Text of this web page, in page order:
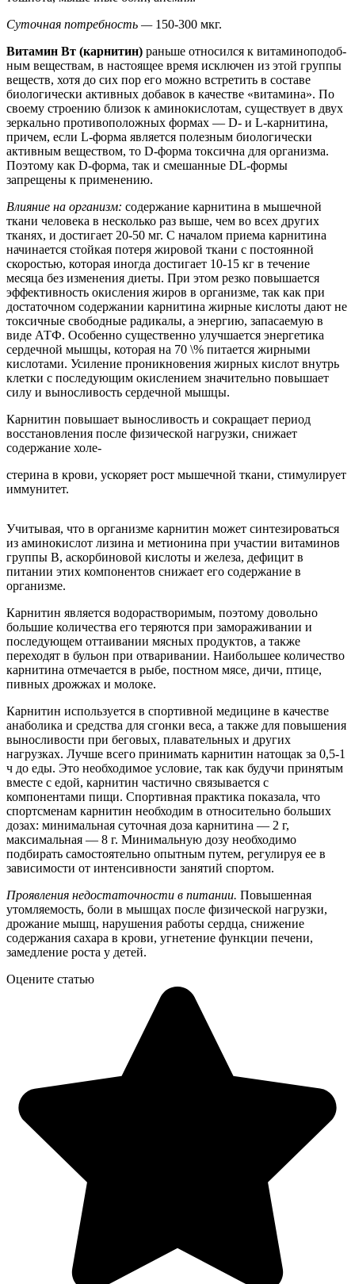
Суточная потребность — 150-300 мкг.
Витамин Вт (карнитин) раньше относился к витаминоподоб-
ным веществам, в настоящее время исключен из этой группы
веществ, хотя до сих пор его можно встретить в составе
биологически активных добавок в качестве «витамина». По
своему строению близок к аминокислотам, существует в двух
зеркально противоположных формах — D- и L-карнитина,
причем, если L-форма является полезным биологически
активным веществом, то D-форма токсична для организма.
Поэтому как D-форма, так и смешанные DL-формы
запрещены к применению.
Влияние на организм: содержание карнитина в мышечной
ткани человека в несколько раз выше, чем во всех других
тканях, и достигает 20-50 мг. С началом приема карнитина
начинается стойкая потеря жировой ткани с постоянной
скоростью, которая иногда достигает 10-15 кг в течение
месяца без изменения диеты. При этом резко повышается
эффективность окисления жиров в организме, так как при
достаточном содержании карнитина жирные кислоты дают не
токсичные свободные радикалы, а энергию, запасаемую в
виде АТФ. Особенно существенно улучшается энергетика
сердечной мышцы, которая на 70 \% питается жирными
кислотами. Усиление проникновения жирных кислот внутрь
клетки с последующим окислением значительно повышает
силу и выносливость сердечной мышцы.
Карнитин повышает выносливость и сокращает период
восстановления после физической нагрузки, снижает
содержание холе-
стерина в крови, ускоряет рост мышечной ткани, стимулирует
иммунитет.
Учитывая, что в организме карнитин может синтезироваться
из аминокислот лизина и метионина при участии витаминов
группы В, аскорбиновой кислоты и железа, дефицит в
питании этих компонентов снижает его содержание в
организме.
Карнитин является водорастворимым, поэтому довольно
большие количества его теряются при замораживании и
последующем оттаивании мясных продуктов, а также
переходят в бульон при отваривании. Наибольшее количество
карнитина отмечается в рыбе, постном мясе, дичи, птице,
пивных дрожжах и молоке.
Карнитин используется в спортивной медицине в качестве
анаболика и средства для сгонки веса, а также для повышения
выносливости при беговых, плавательных и других
нагрузках. Лучше всего принимать карнитин натощак за 0,5-1
ч до еды. Это необходимое условие, так как будучи принятым
вместе с едой, карнитин частично связывается с
компонентами пищи. Спортивная практика показала, что
спортсменам карнитин необходим в относительно больших
дозах: минимальная суточная доза карнитина — 2 г,
максимальная — 8 г. Минимальную дозу необходимо
подбирать самостоятельно опытным путем, регулируя ее в
зависимости от интенсивности занятий спортом.
Проявления недостаточности в питании. Повышенная
утомляемость, боли в мышцах после физической нагрузки,
дрожание мышц, нарушения работы сердца, снижение
содержания сахара в крови, угнетение функции печени,
замедление роста у детей.
Оцените статью